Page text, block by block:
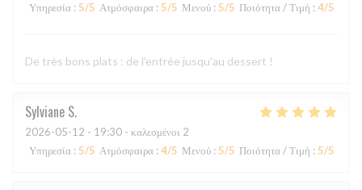
Υπηρεσία : 5/5 Ατμόσφαιρα : 5/5 Μενού : 5/5 Ποιότητα / Τιμή : 4/5
De très bons plats : de l'entrée jusqu'au dessert !
Sylviane S
2026-05-12 - 19:30 - καλεσμένοι 2
Υπηρεσία : 5/5 Ατμόσφαιρα : 4/5 Μενού : 5/5 Ποιότητα / Τιμή : 5/5